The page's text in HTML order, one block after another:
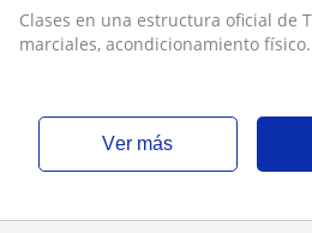
Clases en una estructura oficial de
marciales, acondicionamiento físico.
ver más